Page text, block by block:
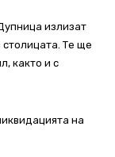
излизат
столицата. Те ще
както и с
на